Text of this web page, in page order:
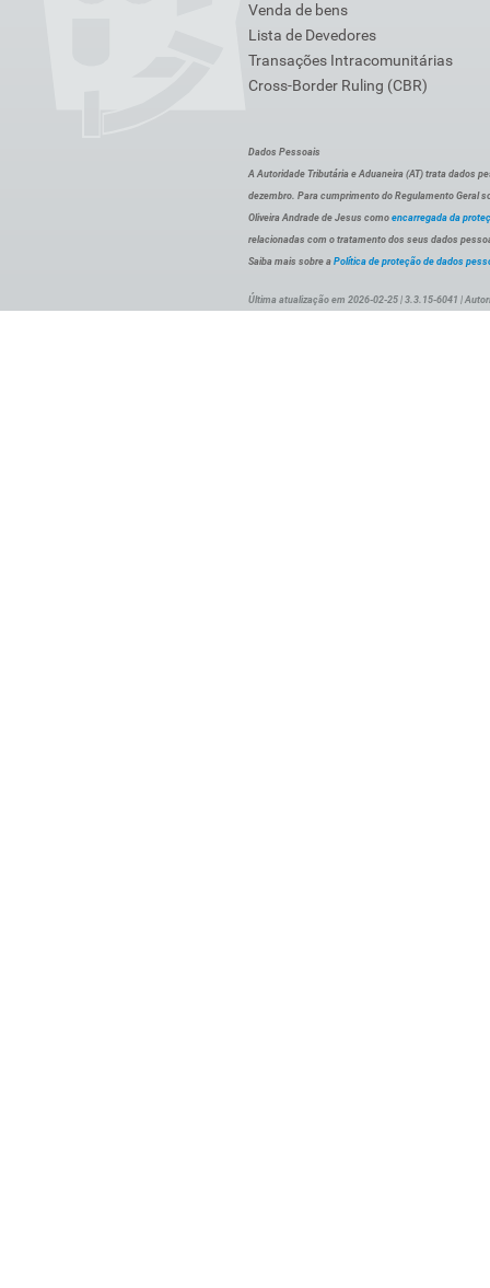
Venda de bens
Lista de Devedores
Transações Intracomunitárias
Cross-Border Ruling (CBR)
Dados Pessoais
A Autoridade Tributária e Aduaneira (AT) trata dados
dezembro. Para cumprimento do Regulamento Geral
Oliveira Andrade de Jesus como encarregada da
relacionadas com o tratamento dos seus dados
Saiba mais sobre a Política de proteção de dados
Última atualização em 2026-02-25 | 3.3.15-6041 |